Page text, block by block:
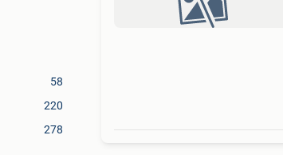
58
220
278